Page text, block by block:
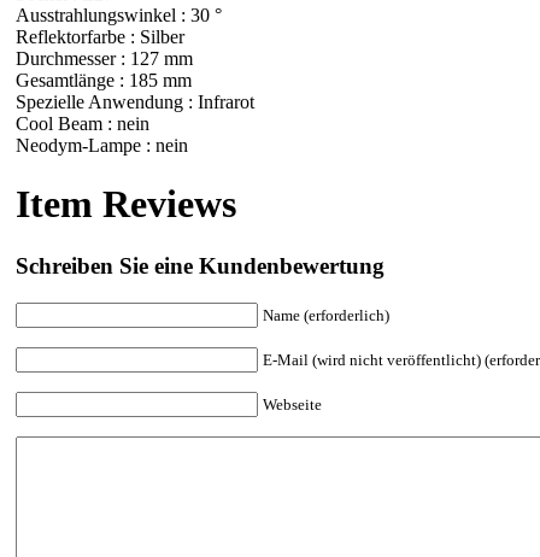
Ausstrahlungswinkel : 30 °
Reflektorfarbe : Silber
Durchmesser : 127 mm
Gesamtlänge : 185 mm
Spezielle Anwendung : Infrarot
Cool Beam : nein
Neodym-Lampe : nein
Item Reviews
Schreiben Sie eine Kundenbewertung
Name (erforderlich)
E-Mail (wird nicht veröffentlicht)
Webseite